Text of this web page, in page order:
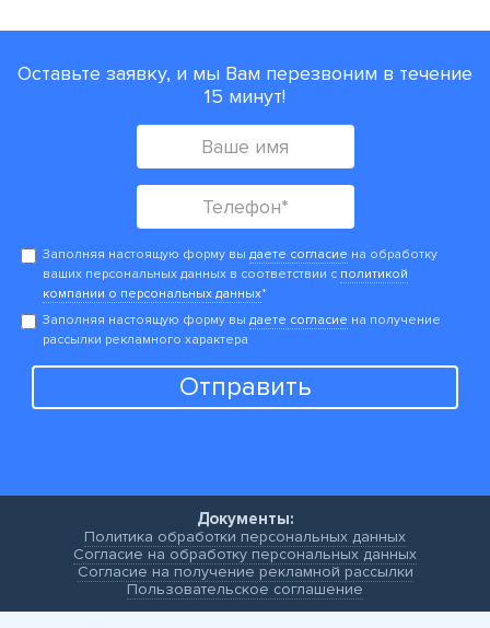
Оставьте заявку, и мы Вам перезвоним в течение
15 минут!
Заполняя настоящую форму вы даете согласие на обработку
ваших персональных данных в соответствии с политикой
компании о персональных данных*
Заполняя настоящую форму вы даете согласие на получение
рассылки рекламного характера
Отправить
Документы:
Политика обработки персональных данных
Согласие на обработку персональных данных
Согласие на получение рекламной рассылки
Пользовательское соглашение